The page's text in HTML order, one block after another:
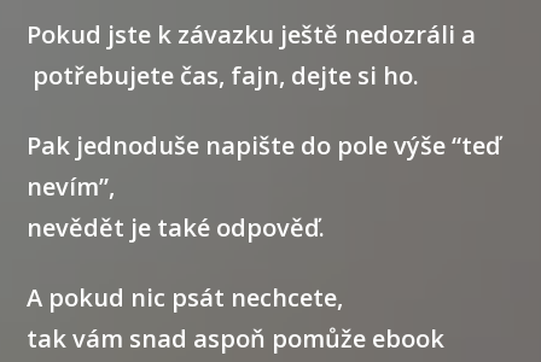
Pokud jste k závazku ještě nedozráli a
potřebujete čas, fajn, dejte si ho.
Pak jednoduše napište do pole výše“teď
nevím”,
nevědět je také odpověď.
A pokud nic psát nechcete,
tak vám snad aspoň pomůže ebook